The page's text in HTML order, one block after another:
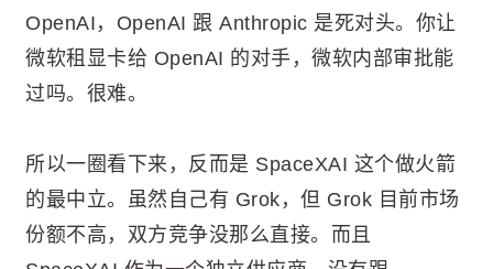
OpenAI，OpenAI 跟 Anthropic 是死对头。你让
微软租显卡给 OpenAI 的对手，微软内部审批能
过吗。很难。
所以一圈看下来，反而是 SpaceXAI 这个做火箭
的最中立。虽然自己有 Grok，但 Grok 目前市场
份额不高，双方竞争没那么直接。而且